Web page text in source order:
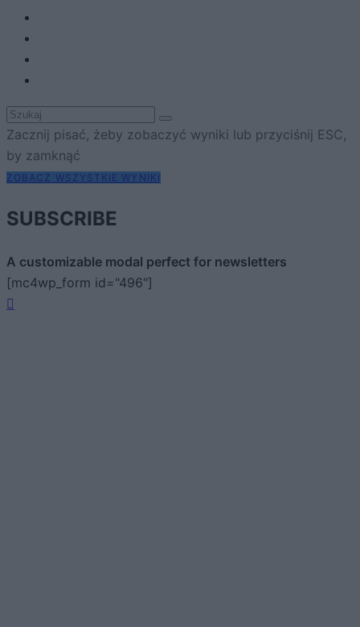
Zacznij pisać, żeby zobaczyć wyniki lub przyciśnij ESC,
by zamknąć
ZOBACZ WSZYSTKIE WYNIKI
SUBSCRIBE
A customizable modal perfect for newsletters
[mc4wp_form id="496"]